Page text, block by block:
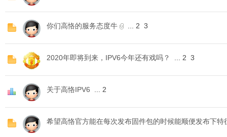
你们高恪的服务态度牛 2 3
2020年即将到来，IPV6今年还有戏吗？ 2 3
关于高恪IPV6 2
希望高恪官方能在每次发布固件包的时候能顺便发布下特